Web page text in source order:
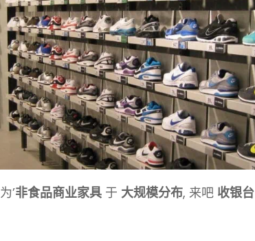
为’非食品商业家具 于 大规模分布, 来吧 收银台